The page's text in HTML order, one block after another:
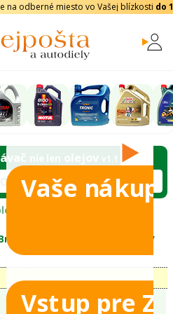
na odberné miesto vo Vašej blízkosti do
diel - olejový filter -
Vaše nákupy
Vstup pre